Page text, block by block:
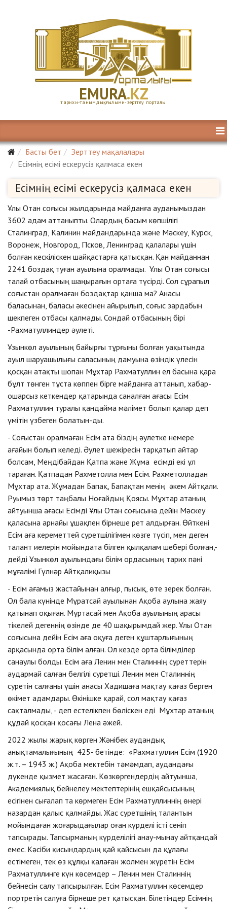
EMURA.KZ
тарихи-танымдық, ғылыми-зерттеу порталы
Басты бет
Зерттеу мақалалары
Есімнің есімі ескерусіз қалмаса екен
Есімнің есімі ескерусіз қалмаса екен
Ұлы Отан соғысы жылдарында майданға ауданымыздан
3602 адам аттаныпты. Олардың басым көпшілігі
Сталинград, Калинин майдандарында және Мәскеу, Курск,
Воронеж, Новгород, Псков, Ленинград қалалары үшін
болған кескіліскен шайқастарға қатысқан. Қан майданнан
2241 боздақ туған ауылына оралмады. Ұлы Отан соғысы
талай отбасының шаңырағын ортаға түсірді. Сол сұрапыл
соғыстан оралмаған боздақтар қанша ма? Анасы
баласынан, баласы әкесінен айырылып, соғыс зардабын
шекпеген отбасы қалмады. Сондай отбасының бірі
-Рахматуллиндер әулеті.
Ұзынкөл ауылының байырғы тұрғыны болған уақытында
ауыл шаруашылығы саласының дамуына өзіндік үлесін
қосқан атақты шопан Мұхтар Рахматуллин ел басына қара
бұлт төнген тұста көппен бірге майданға аттанып, хабар-
ошарсыз кеткендер қатарында саналған ағасы Есім
Рахматуллин туралы қандайма мәлімет болып қалар деп
үмітін үзбеген болатын-ды.
- Соғыстан оралмаған Есім ата біздің әулетке немере
ағайын болып келеді. Әулет шежіресін тарқатып айтар
болсам, Меңдібайдан Қатпа және Жұма есімді екі ұл
тараған. Қатпадан Рахметолла мен Есім. Рахметолладан
Мұхтар ата. Жұмадан Бапақ, Бапақтан менің әкем Айтқали.
Руымыз төрт таңбалы Ноғайдың Қоясы. Мұхтар атаның
айтуынша ағасы Есімді Ұлы Отан соғысына дейін Мәскеу
қаласына арнайы ұшақпен бірнеше рет алдырған. Өйткені
Есім аға кереметтей суретшілігімен көзге түсіп, мен деген
талант иелерін мойындата білген қылқалам шебері болған,-
дейді Ұзынкөл ауылындағы білім ордасының тарих пәні
мұғалімі Гүлнәр Айтқалиқызы
- Есім ағамыз жастайынан алғыр, пысық, өте зерек болған.
Ол бала күнінде Мұратсай ауылынан Ақоба аулына жаяу
қатынап оқыған. Мұртасай мен Ақоба ауылының арасы
тікелей дегеннің өзінде де 40 шақырымдай жер. Ұлы Отан
соғысына дейін Есім аға оқуға деген құштарлығының
арқасында орта білім алған. Ол кезде орта білімділер
санаулы болды. Есім аға Ленин мен Сталиннің суреттерін
аудармай салған белгілі суретші. Ленин мен Сталиннің
суретін салғаны үшін анасы Хадишаға мақтау қағаз берген
өкімет адамдары. Өкінішке қарай, сол мақтау қағаз
сақталмады, - деп естелікпен бөліскен еді Мұхтар атаның
құдай қосқан қосағы Лена әжей.
2022 жылы жарық көрген Жәнібек аудандық
анықтамалығының 425- бетінде: «Рахматуллин Есім (1920
ж.т. – 1943 ж.) Ақоба мектебін тәмәмдап, аудандағы
дүкенде қызмет жасаған. Көзкөргендердің айтуынша,
Академиялық бейнелеу мектептерінің ешқайсысының
есігінен сығалап та көрмеген Есім Рахматуллиннің өнері
назардан қалыс қалмайды. Жас суретшінің талантын
мойындаған жоғарыдағылар оған күрделі істі сеніп
тапсырады. Тапсырманың күрделілігі анау-мынау айтқандай
емес. Кәсіби қисындардың қай қайсысын да құлағы
естімеген, тек өз құлқы қалаған жолмен жүретін Есім
Рахматуллинге күн көсемдер – Ленин мен Сталиннің
бейнесін салу тапсырылған. Есім Рахматуллин көсемдер
портретін салуға бірнеше рет қатысқан. Білетіндер Есімнің